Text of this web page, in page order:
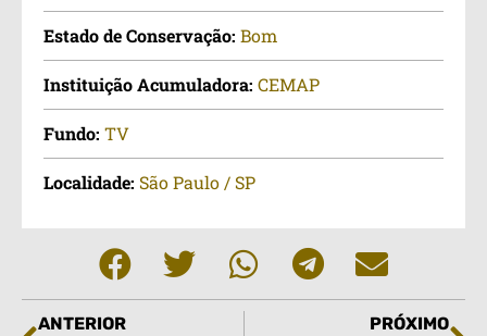
Estado de Conservação: Bom
Instituição Acumuladora: CEMAP
Fundo: TV
Localidade: São Paulo / SP
ANTERIOR PRÓXIMO